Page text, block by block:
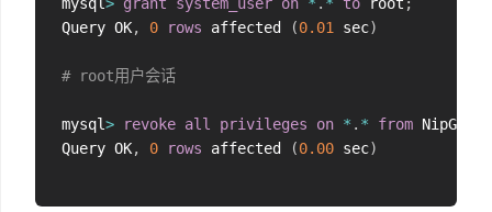
Query OK, 0 rows affected (0.01 sec)
# root用户会话
mysql> revoke all privileges on * . * from
Query OK, 0 rows affected (0.00 sec)